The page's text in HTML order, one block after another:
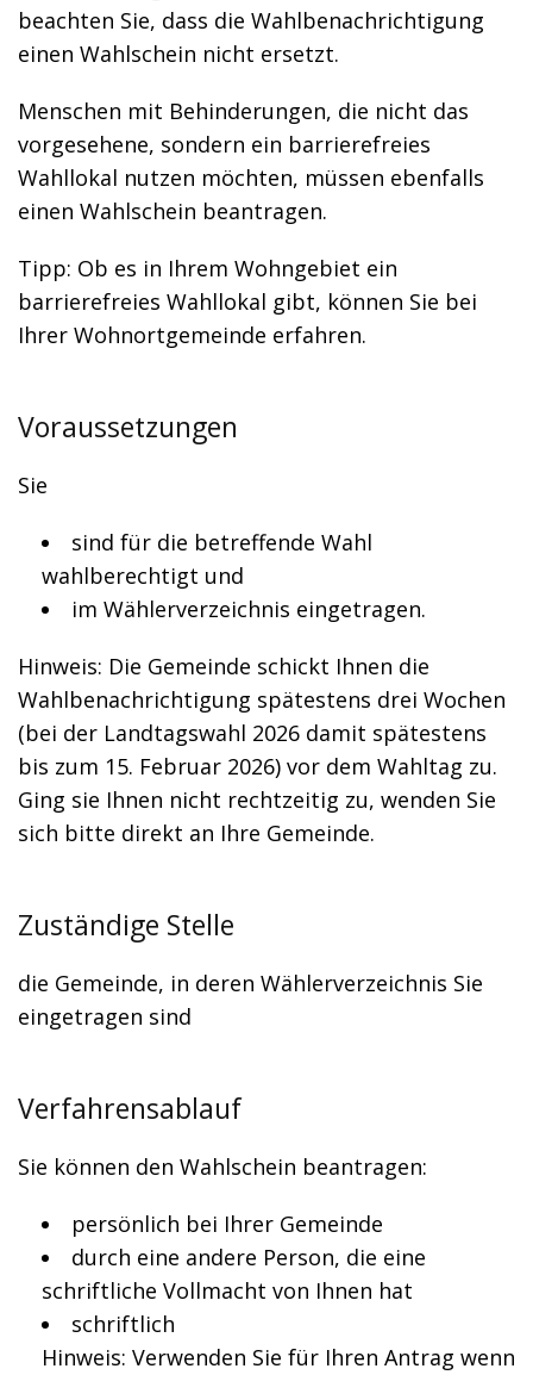
beachten Sie, dass die Wahlbenachrichtigung
einen Wahlschein nicht ersetzt.
Menschen mit Behinderungen, die nicht das
vorgesehene, sondern ein barrierefreies
Wahllokal nutzen möchten, müssen ebenfalls
einen Wahlschein beantragen.
Tipp: Ob es in Ihrem Wohngebiet ein
barrierefreies Wahllokal gibt, können Sie bei
Ihrer Wohnortgemeinde erfahren.
Voraussetzungen
Sie
sind für die betreffende Wahl
wahlberechtigt und
im Wählerverzeichnis eingetragen.
Hinweis: Die Gemeinde schickt Ihnen die
Wahlbenachrichtigung spätestens drei Wochen
(bei der Landtagswahl 2026 damit spätestens
bis zum 15. Februar 2026) vor dem Wahltag zu.
Ging sie Ihnen nicht rechtzeitig zu, wenden Sie
sich bitte direkt an Ihre Gemeinde.
Zuständige Stelle
die Gemeinde, in deren Wählerverzeichnis Sie
eingetragen sind
Verfahrensablauf
Sie können den Wahlschein beantragen:
persönlich bei Ihrer Gemeinde
durch eine andere Person, die eine
schriftliche Vollmacht von Ihnen hat
schriftlich
Hinweis: Verwenden Sie für Ihren Antrag wenn